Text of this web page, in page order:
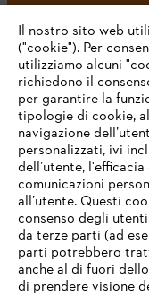
L’azienda
STIHL FAQ
Il nostro sito web
("cookie"). Per
utilizziamo alcuni
richiedono il
per garantire la
tipologie di cookie,
navigazione
personalizzati, ivi
dell’utente,
comunicazioni
all’utente. Questi
consenso degli
da terze parti (ad
parti potrebbero
anche al di fuori
di prendere visione